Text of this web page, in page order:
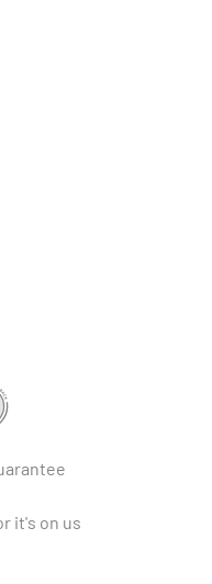
it's on us